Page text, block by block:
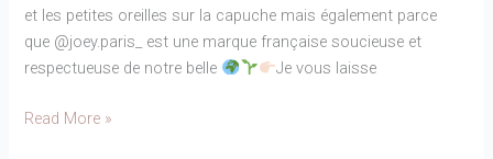
et les petites oreilles sur la capuche mais également parce
que @joey.paris_ est une marque française soucieuse et
respectueuse de notre belle
Je vous laisse
Read More »